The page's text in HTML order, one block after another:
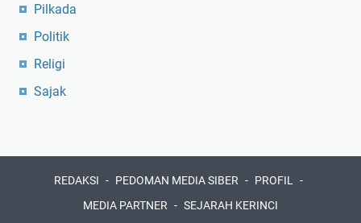
Pilkada
Politik
Religi
Sajak
REDAKSI PEDOMAN MEDIA SIBER
PROFIL
MEDIA PARTNER
SEJARAH KERINCI